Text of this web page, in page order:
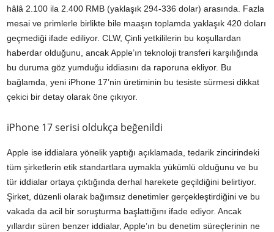
hâlâ 2.100 ila 2.400 RMB (yaklaşık 294-336 dolar) arasında. Fazla
mesai ve primlerle birlikte bile maaşın toplamda yaklaşık 420 doları
geçmediği ifade ediliyor. CLW, Çinli yetkililerin bu koşullardan
haberdar olduğunu, ancak Apple’ın teknoloji transferi karşılığında
bu duruma göz yumduğu iddiasını da raporuna ekliyor. Bu
bağlamda, yeni iPhone 17’nin üretiminin bu tesiste sürmesi dikkat
çekici bir detay olarak öne çıkıyor.
iPhone 17 serisi oldukça beğenildi
Apple ise iddialara yönelik yaptığı açıklamada, tedarik zincirindeki
tüm şirketlerin etik standartlara uymakla yükümlü olduğunu ve bu
tür iddialar ortaya çıktığında derhal harekete geçildiğini belirtiyor.
Şirket, düzenli olarak bağımsız denetimler gerçekleştirdiğini ve bu
vakada da acil bir soruşturma başlattığını ifade ediyor. Ancak
yıllardır süren benzer iddialar, Apple’ın bu denetim süreçlerinin ne